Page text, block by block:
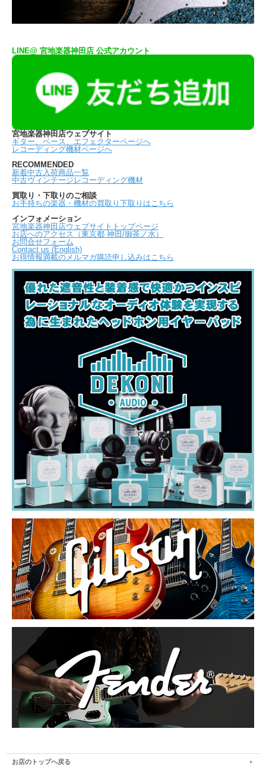
LINE@ 宮地楽器神田店 公式アカウント
宮地楽器神田店ウェブサイト
ギター、ベース、エフェクターページへ
レコーディング機材ページへ
RECOMMENDED
新着中古入荷商品一覧
中古ヴィンテージレコーディング機材
買取り・下取りのご相談
お手持ちの楽器・機材の買取り下取りはこちら
インフォメーション
宮地楽器神田店ウェブサイトトップページ
お店へのアクセス（東京都 神田/御茶ノ水）
お問合せフォーム
Contact us (English)
お得情報満載のメルマガ購読申し込みはこちら
お店のトップへ戻る